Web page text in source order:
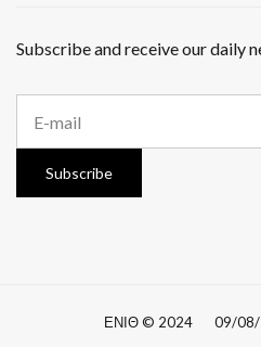
Subscribe and receive our daily
a
Subscribe
ΕΝΙΘ © 2024 09/